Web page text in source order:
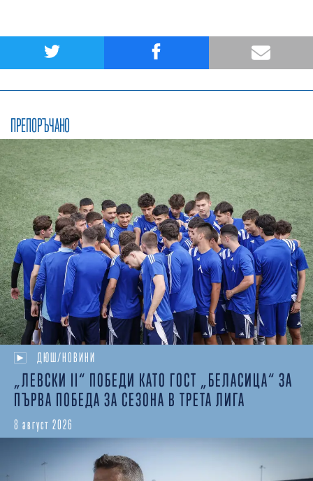
ПРЕПОРЪЧАНО
ДЮШ/НОВИНИ
„ЛЕВСКИ II“ ПОБЕДИ КАТО ГОСТ „БЕЛАСИЦА“ ЗА
ПЪРВА ПОБЕДА ЗА СЕЗОНА В ТРЕТА ЛИГА
8 август 2026